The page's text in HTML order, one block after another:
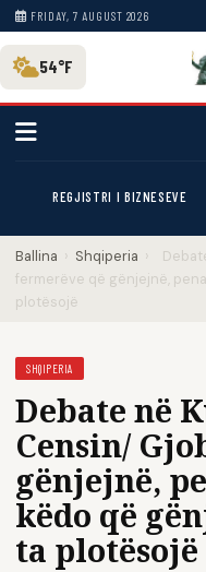
FRIDAY, 7 AUGUST 2026
54°F
REGJISTRI I BIZNESEVE
Ballina › Shqiperia ›
fermerëve që gënjejnë,
plotësojë
SHQIPERIA
Debate në
Censin/
gënjejnë,
këdo që
ta plotësojë